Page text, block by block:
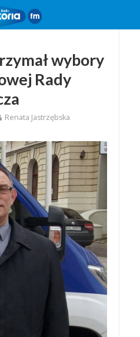
wybory
Rady
Renata Jastrzębska